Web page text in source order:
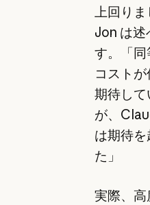
上回りま
Jon は述
す。「
コスト
期待して
が、
は期待を
た」
実際、高